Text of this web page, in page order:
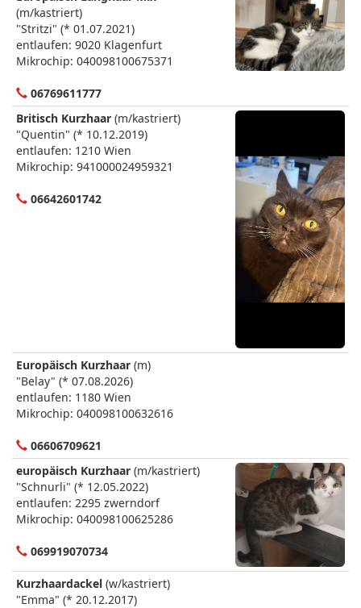
(m/kastriert)
"Stritzi" (* 01.07.2021)
entlaufen: 9020 Klagenfurt
Mikrochip: 040098100675371
06769611777
Britisch Kurzhaar (m/kastriert)
"Quentin" (* 10.12.2019)
entlaufen: 1210 Wien
Mikrochip: 941000024959321
06642601742
Europäisch Kurzhaar (m)
"Belay" (* 07.08.2026)
entlaufen: 1180 Wien
Mikrochip: 040098100632616
06606709621
europäisch Kurzhaar (m/kastriert)
"Schnurli" (* 12.05.2022)
entlaufen: 2295 zwerndorf
Mikrochip: 040098100625286
069919070734
Kurzhaardackel (w/kastriert)
"Emma" (* 20.12.2017)